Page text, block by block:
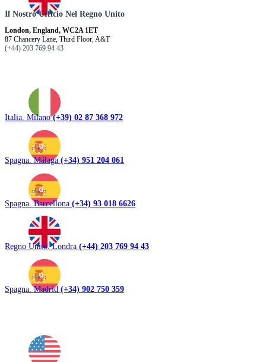
Il Nostro Ufficio Nel Regno Unito
London, England, WC2A 1ET
87 Chancery Lane, Third Floor, A&T
(+44) 203 769 94 43
Italia. Milano(+39) 02 87 368 972
Spagna. Málaga (+34) 951 204 061
Spagna. Barcellona (+34) 93 018 6626
Regno Unito. Londra (+44) 203 769 94 43
Spagna. Madrid (+34) 902 750 359